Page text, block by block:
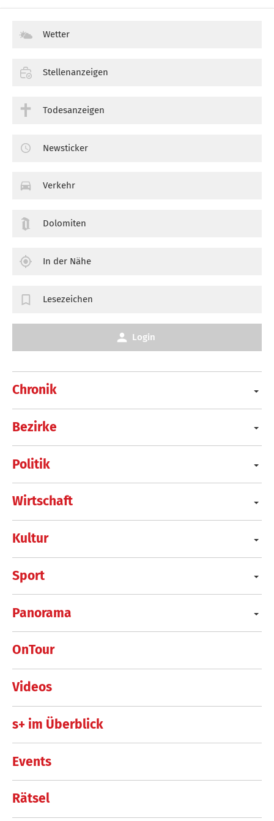
Chronik
Bezirke
Politik
Wirtschaft
Kultur
Sport
Panorama
OnTour
Videos
s+ im Überblick
Events
Rätsel
Wetter
Stellenanzeigen
Todesanzeigen
Newsticker
Verkehr
Dolomiten
In der Nähe
Lesezeichen
Login